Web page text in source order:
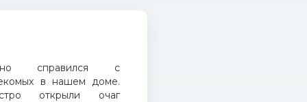
справился с
в нашем доме.
открыли очаг